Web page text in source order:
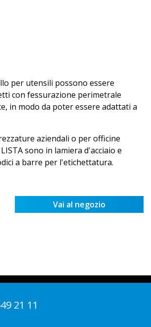
per utensili possono essere
con fessurazione perimetrale
in modo da poter essere adattati a
aziendali o per officine
sono in lamiera d'acciaio e
a barre per l'etichettatura.
Vai al negozio
21 11